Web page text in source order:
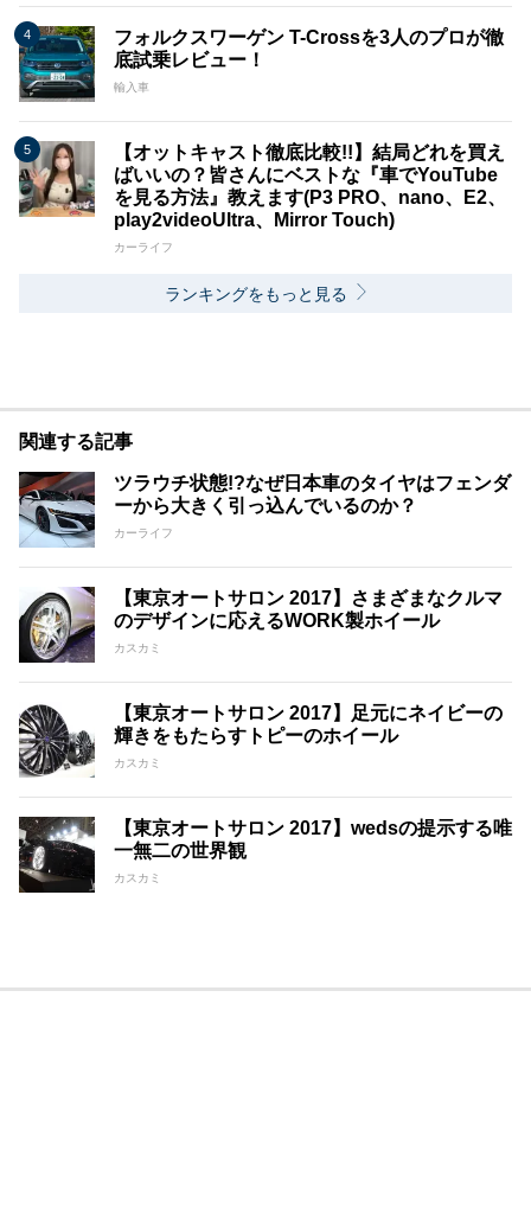
フォルクスワーゲン T-Crossを3人のプロが徹
底試乗レビュー！
輸入車
【オットキャスト徹底比較!!】結局どれを買え
ばいいの？皆さんにベストな『車でYouTube
を見る方法』教えます(P3 PRO、nano、E2、
play2videoUltra、Mirror Touch)
カーライフ
ランキングをもっと見る
関連する記事
ツラウチ状態!?なぜ日本車のタイヤはフェンダ
ーから大きく引っ込んでいるのか？
カーライフ
【東京オートサロン 2017】さまざまなクルマ
のデザインに応えるWORK製ホイール
カスカミ
【東京オートサロン 2017】足元にネイビーの
輝きをもたらすトピーのホイール
カスカミ
【東京オートサロン 2017】wedsの提示する唯
一無二の世界観
カスカミ